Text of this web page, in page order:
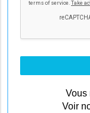
Vous
Voir